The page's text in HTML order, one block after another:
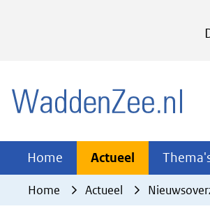
het
cookies
Home Actueel Actueel
Uitklappen
Home Actueel